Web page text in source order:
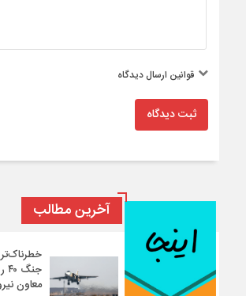
قوانین ارسال دیدگاه
ثبت دیدگاه
آخرین مطالب
معاون